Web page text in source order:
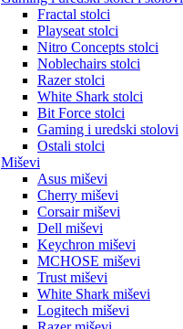
Fractal stolci
Playseat stolci
Nitro Concepts stolci
Noblechairs stolci
Razer stolci
White Shark stolci
Bit Force stolci
Gaming i uredski stolovi
Ostali stolci
Miševi
Asus miševi
Cherry miševi
Corsair miševi
Dell miševi
Keychron miševi
MCHOSE miševi
Trust miševi
White Shark miševi
Logitech miševi